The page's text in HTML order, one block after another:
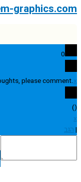
thoughts, please